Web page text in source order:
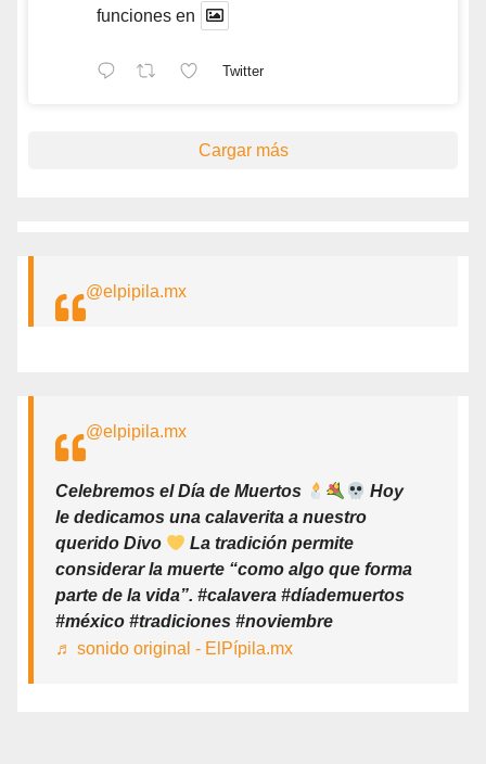
funciones en
Twitter
Cargar más
@elpipila.mx
@elpipila.mx
Celebremos el Día de Muertos
Hoy
le dedicamos una calaverita a nuestro
querido Divo
La tradición permite
considerar la muerte “como algo que forma
parte de la vida”. #calavera #díademuertos
#méxico #tradiciones #noviembre
♬ sonido original - ElPípila.mx